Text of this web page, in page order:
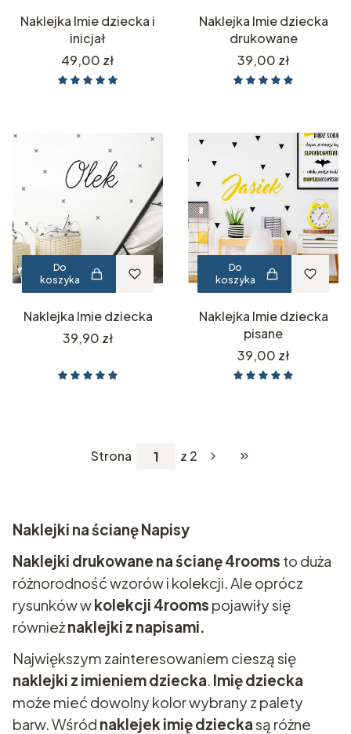
Naklejka Imie dziecka i
inicjał
Cena
49,00 zł
Naklejka Imie dziecka
drukowane
Cena
39,00 zł
Do
koszyka
Naklejka Imie dziecka
Cena
39,90 zł
Do
koszyka
Naklejka Imie dziecka
pisane
Cena
39,00 zł
Strona z 2 Przejdź do ostatniej
Naklejki na ścianę Napisy
Naklejki drukowane na ścianę 4rooms to duża
różnorodność wzorów i kolekcji. Ale oprócz
rysunków wkolekcji 4rooms pojawiły się
równieżnaklejki z napisami.
Największym zainteresowaniem cieszą się
naklejki z imieniem dziecka. Imię dziecka
może mieć dowolny kolor wybrany z palety
barw. Wśród naklejek imię dzieckasą różne